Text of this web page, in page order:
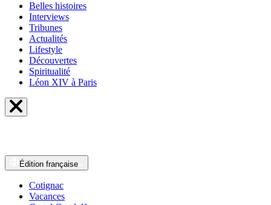
Belles histoires
Interviews
Tribunes
Actualités
Lifestyle
Découvertes
Spiritualité
Léon XIV à Paris
Édition française
Cotignac
Vacances